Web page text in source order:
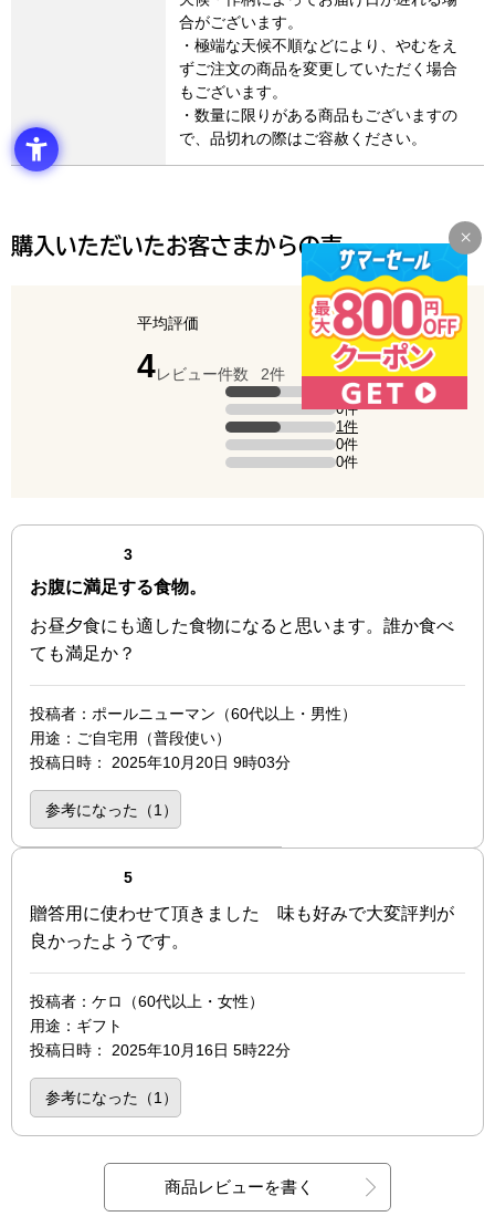
合がございます。
・極端な天候不順などにより、やむをえ
ずご注文の商品を変更していただく場合
もございます。
・数量に限りがある商品もございますの
で、品切れの際はご容赦ください。
購入いただいたお客さまからの声
平均評価
4点（5点満点中）
レビュー件数 2件
5点の評価は1件です（全体の50%）。
1件
4点の評価は0件です。 0件
3点の評価は1件です（全体の50%）。
1件
2点の評価は0件です。 0件
1点の評価は0件です。 0件
最新の商品レビュー
3点（3点満点中）
お腹に満足する食物。
お昼夕食にも適した食物になると思います。誰か食べ
ても満足か？
投稿者 ：ポールニューマン（60代以上・男性）
用途 ：ご自宅用（普段使い）
投稿日時 ： 2025年10月20日 9時03分
参考になった（1 ）
5点（5点満点中）
贈答用に使わせて頂きました 味も好みで大変評判が
良かったようです。
投稿者 ：ケロ（60代以上・女性）
用途 ：ギフト
投稿日時 ： 2025年10月16日 5時22分
参考になった（1 ）
商品レビューを書く